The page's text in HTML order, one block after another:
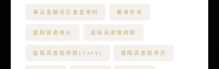
藥品查驗登記審查準則 藥害救濟
虛擬資產專法 虛擬資產服務商
虛擬資產服務商(VASP) 虛擬資產服務法